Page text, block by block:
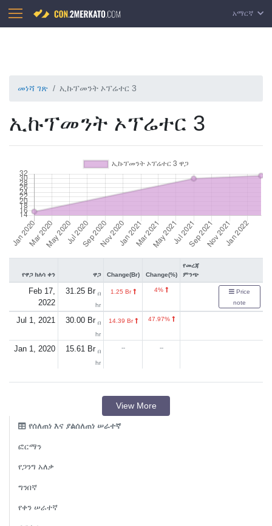
አማርኛ
መነሻ ገጽ ኢኩፕመንት ኦፕሬተር 3
ኢኩፕመንት ኦፕሬተር 3
የዋጋ ክለሳ ቀን ዋጋ Change(Br) Change(%)
የመረጃ
ምንጭ
Feb 17,
2022
31.25 Br በ
hr
1.25 Br 4%
Price
note
Jul 1, 2021 30.00 Br በ
hr
14.39 Br 47.97%
Jan 1, 2020 15.61 Br በ
hr
-- --
View More
የሰለጠነ እና ያልሰለጠነ ሠራተኛ
ፎርማን
የጋንግ አለቃ
ግንበኛ
የቀን ሠራተኛ